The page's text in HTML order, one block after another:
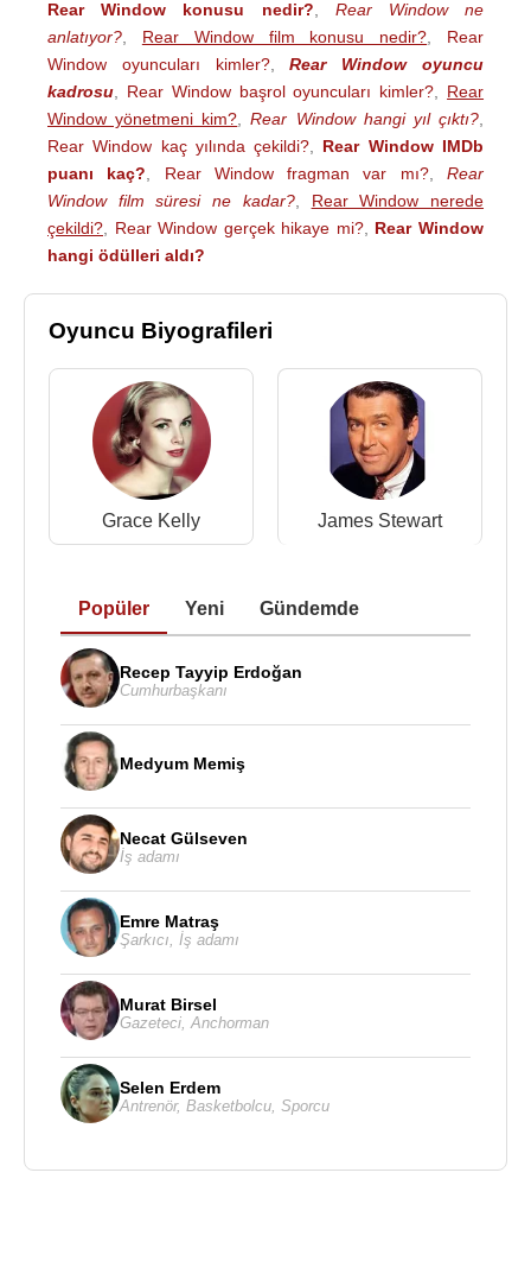
Rear Window konusu nedir?
Rear Window ne
anlatıyor?
Rear Window film konusu nedir?
Rear
Window oyuncuları kimler?,Rear Window oyuncu
kadrosu
Rear Window başrol oyuncuları kimler?
Rear
Window yönetmeni kim? ,Rear Window hangi yıl çıktı?
Rear Window kaç yılında çekildi?
Rear Window IMDb
puanı kaç?
Rear Window fragman var mı?,Rear
Window film süresi ne kadar?, Rear Window nerede
çekildi?
Rear Window gerçek hikaye mi?, Rear Window
hangi ödülleri aldı?
Oyuncu Biyografileri
Grace Kelly James Stewart
Popüler Yeni Gündemde
Recep Tayyip Erdoğan
Cumhurbaşkanı
Medyum Memiş
Necat Gülseven
İş adamı
Emre Matraş
Şarkıcı İş adamı
Murat Birsel
Gazeteci Anchorman
Selen Erdem
Antrenör, Basketbolcu Sporcu